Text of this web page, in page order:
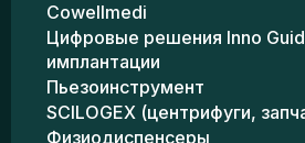
Cowellmedi
Цифровые решения Inno
имплантации
Пьезоинструмент
SCILOGEX (центрифуги,
Физиодиспенсеры